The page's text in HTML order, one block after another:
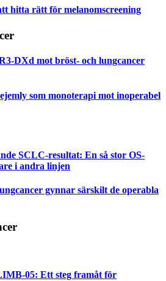
hitta rätt för melanomscreening
DXd mot bröst- och lungcancer
som monoterapi mot inoperabel
SCLC-resultat: En så stor OS-
i andra linjen
gynnar särskilt de operabla
05: Ett steg framåt för